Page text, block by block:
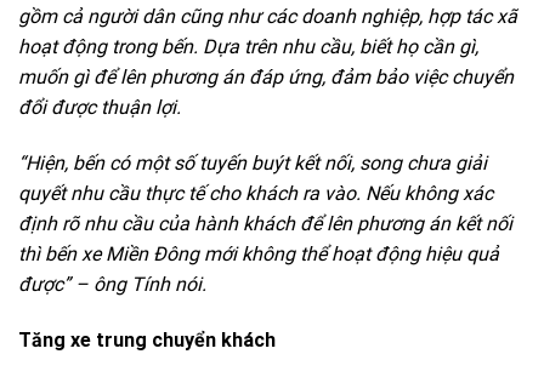
gồm cả người dân cũng như các doanh nghiệp, hợp tác xã
hoạt động trong bến. Dựa trên nhu cầu, biết họ cần gì,
muốn gì để lên phương án đáp ứng, đảm bảo việc chuyển
đổi được thuận lợi.
“Hiện, bến có một số tuyến buýt kết nối, song chưa giải
quyết nhu cầu thực tế cho khách ra vào. Nếu không xác
định rõ nhu cầu của hành khách để lên phương án kết nối
thì bến xe Miền Đông mới không thể hoạt động hiệu quả
được” – ông Tính nói.
Tăng xe trung chuyển khách